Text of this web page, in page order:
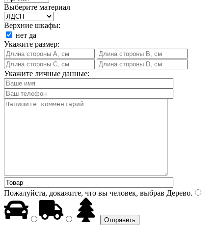
Выберите материал
Верхние шкафы:
нет да
Укажите размер:
Укажите личные данные:
Пожалуйста, докажите, что вы человек, выбрав Дерево.